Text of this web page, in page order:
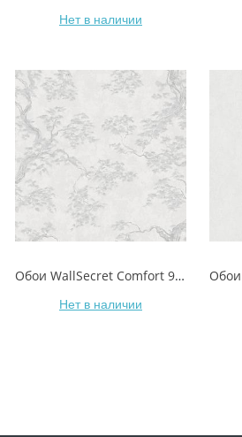
Нет в наличии
Обои WallSecret Comfort 9156-21 BONSAI/БОНСАЙ
Нет в наличии